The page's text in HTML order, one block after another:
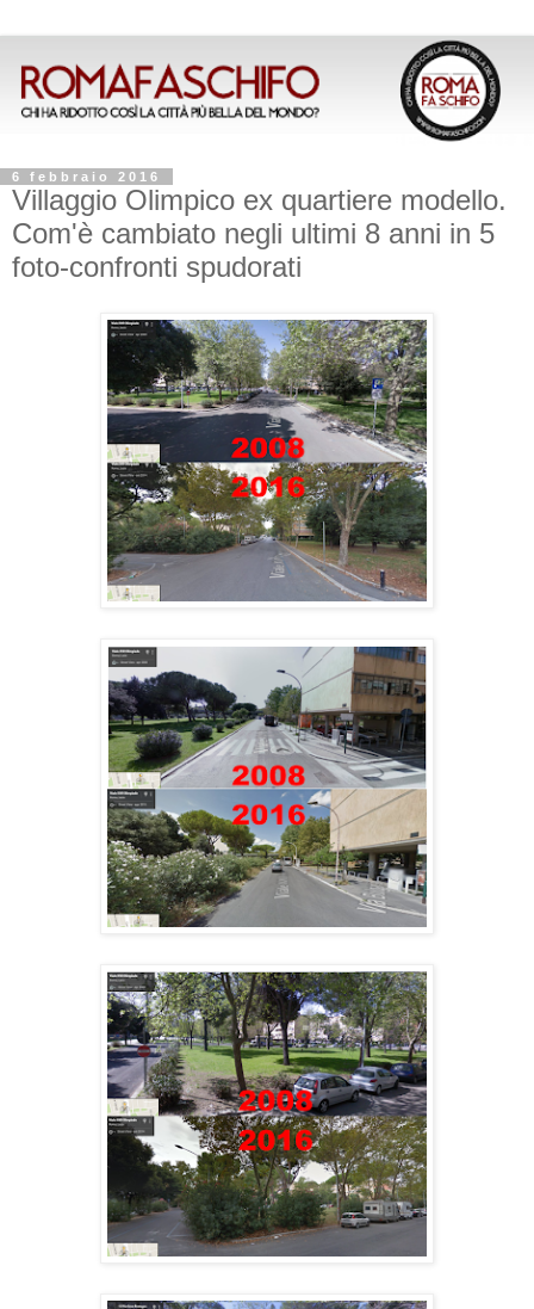
6 febbraio 2016
Villaggio Olimpico ex quartiere modello.
Com'è cambiato negli ultimi 8 anni in 5
foto-confronti spudorati